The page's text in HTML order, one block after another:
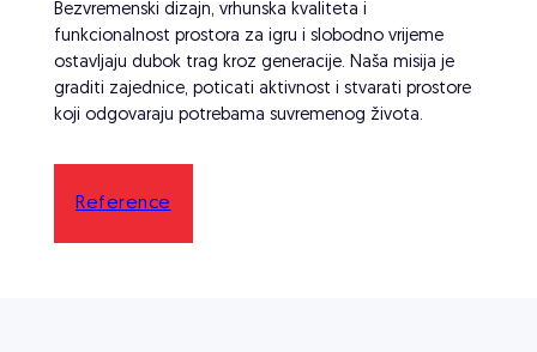
Bezvremenski dizajn, vrhunska kvaliteta i
funkcionalnost prostora za igru i slobodno vrijeme
ostavljaju dubok trag kroz generacije. Naša misija je
graditi zajednice, poticati aktivnost i stvarati prostore
koji odgovaraju potrebama suvremenog života.
Reference